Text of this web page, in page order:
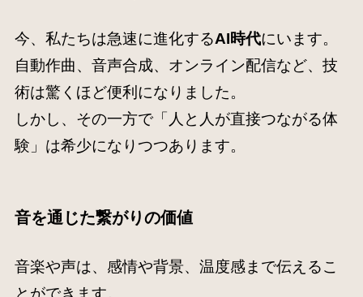
今、私たちは急速に進化するAI時代にいます。
自動作曲、音声合成、オンライン配信など、技
術は驚くほど便利になりました。
しかし、その一方で「人と人が直接つながる体
験」は希少になりつつあります。
音を通じた繋がりの価値
音楽や声は、感情や背景、温度感まで伝えるこ
とができます。